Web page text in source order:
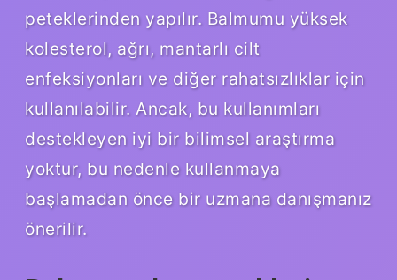
peteklerinden yapılır. Balmumu yüksek
kolesterol, ağrı, mantarlı cilt
enfeksiyonları ve diğer rahatsızlıklar için
kullanılabilir. Ancak, bu kullanımları
destekleyen iyi bir bilimsel araştırma
yoktur, bu nedenle kullanmaya
başlamadan önce bir uzmana danışmanız
önerilir.